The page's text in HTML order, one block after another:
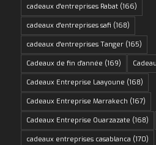
cadeaux d'entreprises Rabat(166)
cadeaux d'entreprises safi (168)
cadeaux d'entreprises Tanger(165)
Cadeaux de fin d'année (169)
Cadeaux Entreprise Laayoune (168)
Cadeaux Entreprise Marrakech (167)
Cadeaux Entreprise Ouarzazate (168)
cadeaux entreprises casablanca (170)